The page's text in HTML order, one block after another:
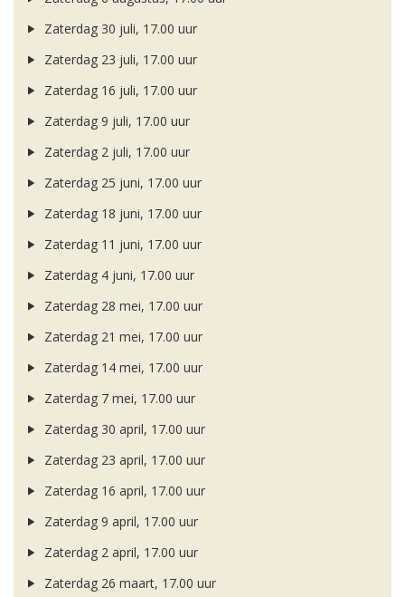
Zaterdag 30 juli, 17.00 uur
Zaterdag 23 juli, 17.00 uur
Zaterdag 16 juli, 17.00 uur
Zaterdag 9 juli, 17.00 uur
Zaterdag 2 juli, 17.00 uur
Zaterdag 25 juni, 17.00 uur
Zaterdag 18 juni, 17.00 uur
Zaterdag 11 juni, 17.00 uur
Zaterdag 4 juni, 17.00 uur
Zaterdag 28 mei, 17.00 uur
Zaterdag 21 mei, 17.00 uur
Zaterdag 14 mei, 17.00 uur
Zaterdag 7 mei, 17.00 uur
Zaterdag 30 april, 17.00 uur
Zaterdag 23 april, 17.00 uur
Zaterdag 16 april, 17.00 uur
Zaterdag 9 april, 17.00 uur
Zaterdag 2 april, 17.00 uur
Zaterdag 26 maart, 17.00 uur